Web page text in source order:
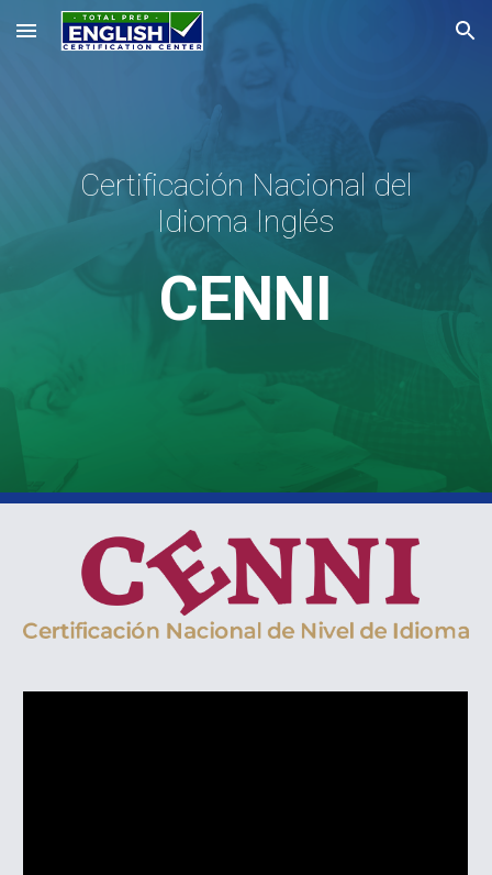
Skip to main content Skip to navigation
Certificación Nacional del
Idioma Inglés
CENNI